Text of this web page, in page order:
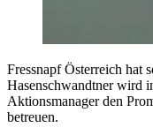
Fressnapf Österreich hat
Hasenschwandtner wird
Aktionsmanager den
betreuen.